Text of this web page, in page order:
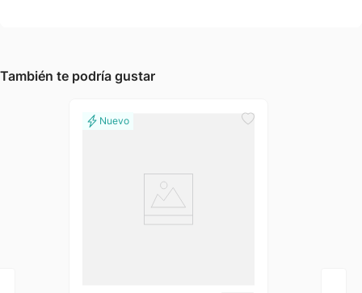
También te podría gustar